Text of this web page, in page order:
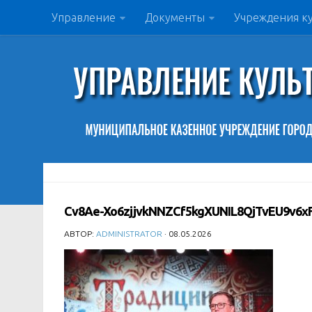
Управление Документы Учреждения
Cv8Ae-
АВТОР: ADMINISTRATOR · 08.05.2026